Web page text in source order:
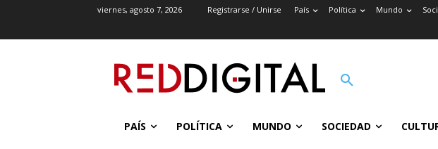
viernes, agosto 7, 2026 Registrarse / Unirse País Política Mundo
PAÍS POLÍTICA MUNDO SOCIEDAD